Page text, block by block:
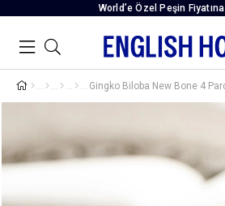
World’e Özel Peşin Fiyatına